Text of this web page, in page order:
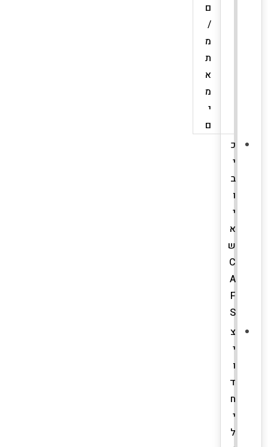
ם
/
מ
ת
א
מ
י
ם
כ
י
ב
ו
י
א
ש
C
A
F
S
צ
י
ו
ד
ח
י
ל